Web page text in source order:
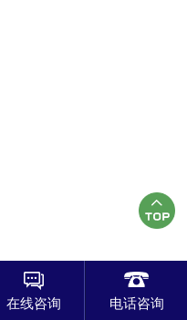
在线咨询 电话咨询